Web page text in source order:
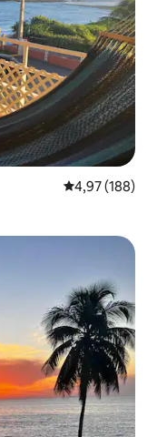
4,97 av 5 i
4,97 (188)